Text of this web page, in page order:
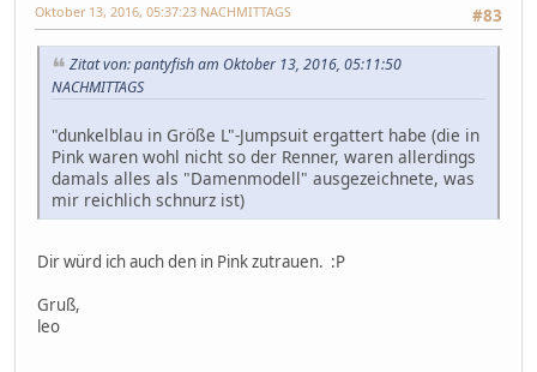
#83
Oktober 13, 2016, 05:37:23 NACHMITTAGS
Zitat von: pantyfish am Oktober 13, 2016, 05:11:50
NACHMITTAGS
"dunkelblau in Größe L"-Jumpsuit ergattert habe (die in
Pink waren wohl nicht so der Renner, waren allerdings
damals alles als "Damenmodell" ausgezeichnete, was
mir reichlich schnurz ist)
Dir würd ich auch den in Pink zutrauen. :P
Gruß,
leo